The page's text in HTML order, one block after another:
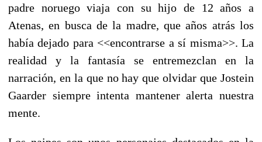
padre noruego viaja con su hijo de 12 años a
Atenas, en busca de la madre, que años atrás los
había dejado para <<encontrarse a sí misma>>. La
realidad y la fantasía se entremezclan en la
narración, en la que no hay que olvidar que Jostein
Gaarder siempre intenta mantener alerta nuestra
mente.